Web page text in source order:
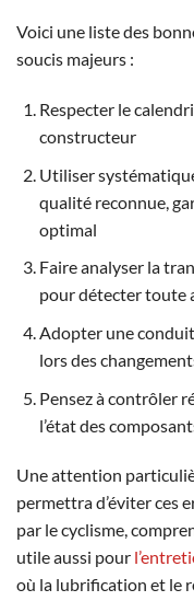
Voici une liste des
soucis majeurs :
Respecter le
constructeur
Utiliser
qualité reconnue,
optimal
Faire analyser la
pour détecter toute
Adopter une
lors des
Pensez à contrôler
l’état des
Une attention
permettra d’éviter ces
par le cyclisme,
utile aussi pour
où la lubrification et le